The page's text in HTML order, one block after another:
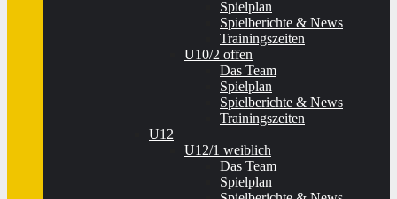
Spielplan
Spielberichte & News
Trainingszeiten
U10/2 offen
Das Team
Spielplan
Spielberichte & News
Trainingszeiten
U12
U12/1 weiblich
Das Team
Spielplan